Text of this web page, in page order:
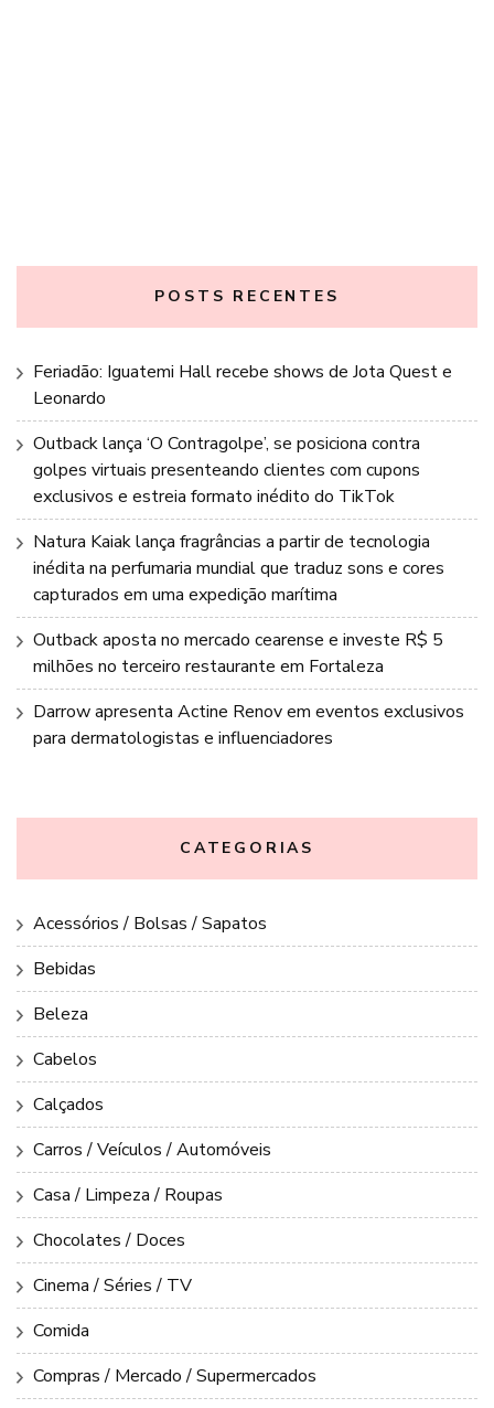
POSTS RECENTES
Feriadão: Iguatemi Hall recebe shows de Jota Quest e
Leonardo
Outback lança ‘O Contragolpe’, se posiciona contra
golpes virtuais presenteando clientes com cupons
exclusivos e estreia formato inédito do TikTok
Natura Kaiak lança fragrâncias a partir de tecnologia
inédita na perfumaria mundial que traduz sons e cores
capturados em uma expedição marítima
Outback aposta no mercado cearense e investe R$ 5
milhões no terceiro restaurante em Fortaleza
Darrow apresenta Actine Renov em eventos exclusivos
para dermatologistas e influenciadores
CATEGORIAS
Acessórios / Bolsas / Sapatos
Bebidas
Beleza
Cabelos
Calçados
Carros / Veículos / Automóveis
Casa / Limpeza / Roupas
Chocolates / Doces
Cinema / Séries / TV
Comida
Compras / Mercado / Supermercados